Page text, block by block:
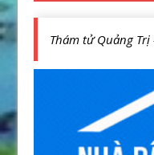
Thám tử Quảng